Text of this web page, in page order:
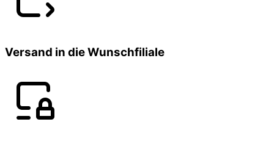
Versand in die Wunschfiliale